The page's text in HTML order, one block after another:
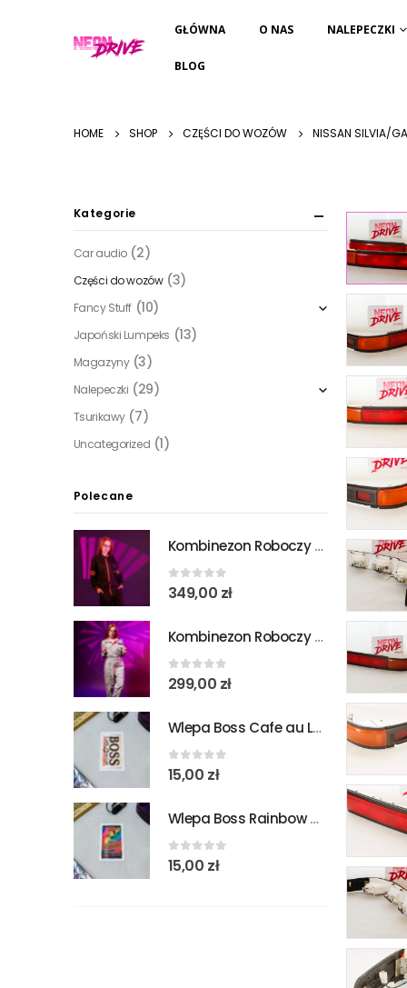
GŁÓWNA O NAS NALEPECZKI
BLOG
HOME SHOP CZĘŚCI DO WOZÓW NISSAN SILVIA/
Kategorie
Car audio (2)
Części do wozów (3)
Fancy Stuff (10)
Japoński Lumpeks (13)
Magazyny (3)
Nalepeczki (29)
Tsurikawy (7)
Uncategorized (1)
Polecane
Kombinezon Roboczy Toyota Corolla
0out of 5
349,00 zł
Kombinezon Roboczy Mitsubishi
0out of 5
299,00 zł
Wlepa Boss Cafe au Lait
0out of 5
15,00 zł
Wlepa Boss Rainbow Mountain Blend
0out of 5
15,00 zł